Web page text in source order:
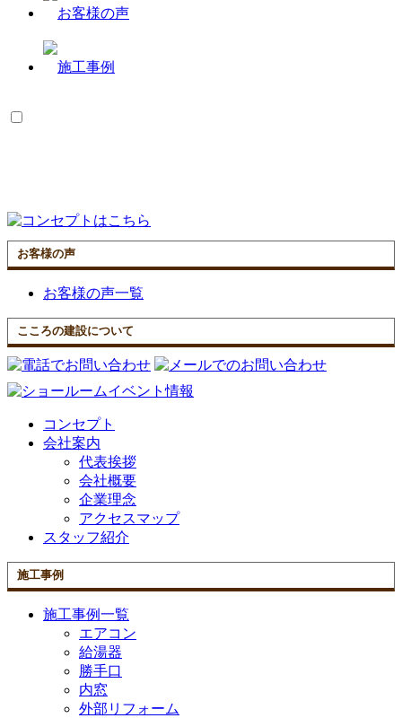
お客様の声
お客様の声一覧
こころの建設について
コンセプト
会社案内
代表挨拶
会社概要
企業理念
アクセスマップ
スタッフ紹介
施工事例
施工事例一覧
エアコン
給湯器
勝手口
内窓
外部リフォーム